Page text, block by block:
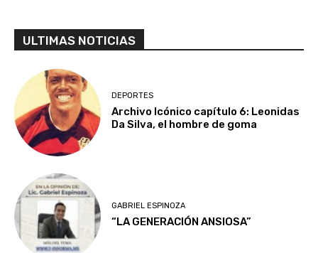
ULTIMAS NOTICIAS
DEPORTES
Archivo Icónico capítulo 6: Leonidas
Da Silva, el hombre de goma
GABRIEL ESPINOZA
“LA GENERACIÓN ANSIOSA”